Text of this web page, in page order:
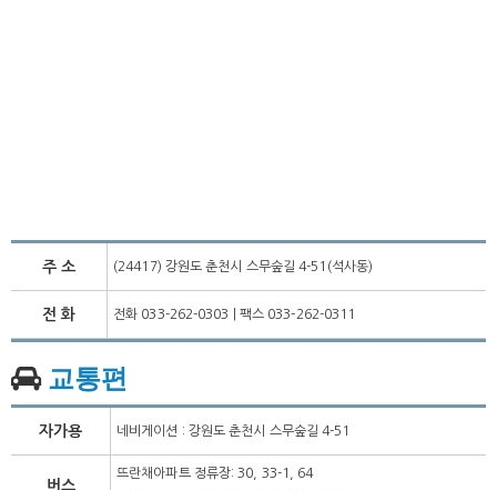
주 소 (24417) 강원도 춘천시 스무숲길 4-51(석사동)
전 화 전화 033-262-0303 | 팩스 033-262-0311
교통편
자가용 네비게이션 : 강원도 춘천시 스무숲길 4-51
버스
뜨란채아파트 정류장: 30, 33-1, 64